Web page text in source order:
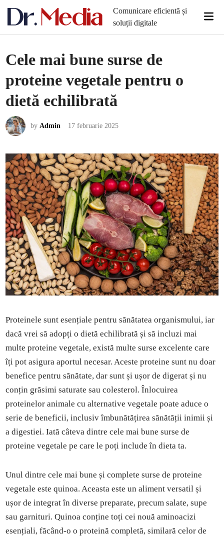
Comunicare eficientă și
soluții digitale
Cele mai bune surse de
proteine vegetale pentru o
dietă echilibrată
byAdmin 17 februarie 2025
Proteinele sunt esențiale pentru sănătatea organismului, iar
dacă vrei să adopți o dietă echilibrată și să incluzi mai
multe proteine vegetale, există multe surse excelente care
îți pot asigura aportul necesar. Aceste proteine sunt nu doar
benefice pentru sănătate, dar sunt și ușor de digerat și nu
conțin grăsimi saturate sau colesterol. Înlocuirea
proteinelor animale cu alternative vegetale poate aduce o
serie de beneficii, inclusiv îmbunătățirea sănătății inimii și
a digestiei. Iată câteva dintre cele mai bune surse de
proteine vegetale pe care le poți include în dieta ta.
Unul dintre cele mai bune și complete surse de proteine
vegetale este quinoa. Aceasta este un aliment versatil și
ușor de integrat în diverse preparate, precum salate, supe
sau garnituri. Quinoa conține toți cei nouă aminoacizi
esențiali, făcând-o o proteină completă, similară celor de